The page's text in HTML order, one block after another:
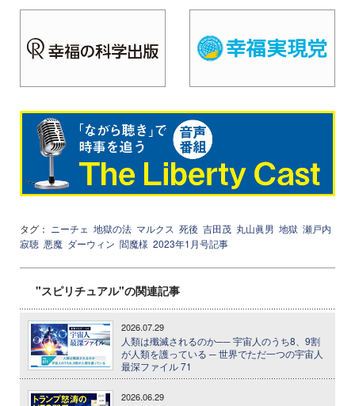
タグ： ニーチェ 地獄の法 マルクス 死後 吉田茂 丸山眞男 地獄 瀬戸内
寂聴 悪魔 ダーウィン 閻魔様 2023年1月号記事
"スピリチュアル"の関連記事
2026.07.29
人類は殲滅されるのか── 宇宙人のうち8、9割
が人類を護っている ─ 世界でただ一つの宇宙人
最深ファイル 71
2026.06.29